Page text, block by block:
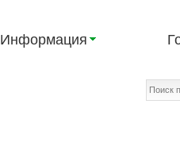
Информация